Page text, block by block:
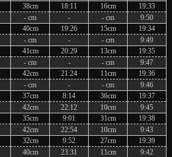
38cm 18:11 16cm
19:33
- cm - - cm
9:50
40cm 19:26 15cm
19:34
- cm - - cm
9:49
41cm 20:29 13cm
19:35
- cm - - cm
9:47
42cm 21:24 11cm
19:36
- cm - - cm
9:46
37cm 8:14 36cm
19:37
42cm 22:12 10cm
9:45
35cm 9:01 31cm
19:38
42cm 22:54 10cm
9:43
32cm 9:52 27cm
19:39
40cm 23:31 11cm
9:42